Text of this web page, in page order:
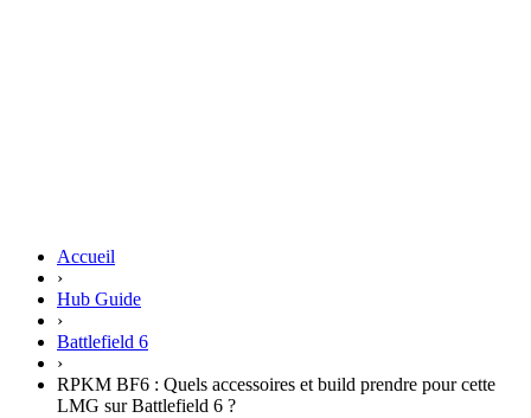
Accueil
›
Hub Guide
›
Battlefield 6
›
RPKM BF6 : Quels accessoires et build prendre pour cette
LMG sur Battlefield 6 ?